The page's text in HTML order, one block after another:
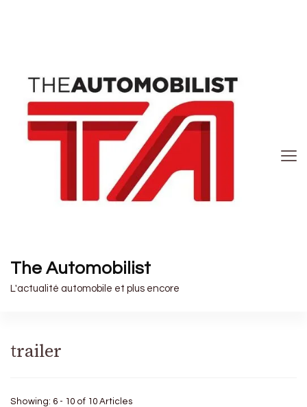
The Automobilist
L'actualité automobile et plus encore
trailer
Showing: 6 - 10 of 10 Articles